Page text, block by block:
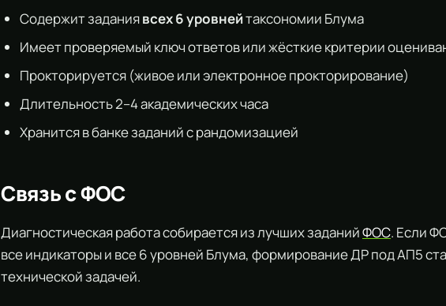
Содержит заданиявсех 6 уровнейтаксономии Блума
Имеет проверяемый ключ ответов или жёсткие критерии
Прокторируется (живое или электронное прокторирование)
Длительность 2–4 академических часа
Хранится в банке заданий с рандомизацией
Связь с ФОС
Диагностическая работа собирается из лучших заданийФОС. Если
все индикаторы и все 6 уровней Блума, формирование ДР под АП5
технической задачей.